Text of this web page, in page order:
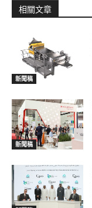
相關文章
新聞稿
新聞稿